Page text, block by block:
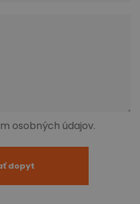
osobných údajov.